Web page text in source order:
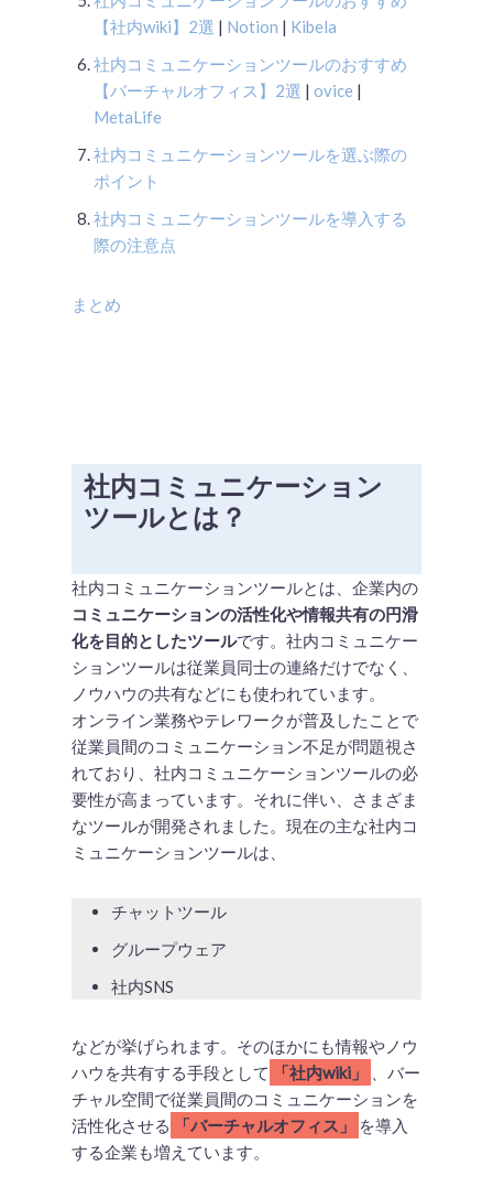
【社内wiki】2選 | Notion | Kibela
社内コミュニケーションツールのおすすめ
【バーチャルオフィス】2選 | ovice |
MetaLife
社内コミュニケーションツールを選ぶ際の
ポイント
社内コミュニケーションツールを導入する
際の注意点
まとめ
社内コミュニケーション
ツールとは？
社内コミュニケーションツールとは、企業内の
コミュニケーションの活性化や情報共有の円滑
化を目的としたツールです。社内コミュニケー
ションツールは従業員同士の連絡だけでなく、
ノウハウの共有などにも使われています。
オンライン業務やテレワークが普及したことで
従業員間のコミュニケーション不足が問題視さ
れており、社内コミュニケーションツールの必
要性が高まっています。それに伴い、さまざま
なツールが開発されました。現在の主な社内コ
ミュニケーションツールは、
チャットツール
グループウェア
社内SNS
などが挙げられます。そのほかにも情報やノウ
ハウを共有する手段として
「社内wiki」
、バー
チャル空間で従業員間のコミュニケーションを
活性化させる
「バーチャルオフィス」
を導入
する企業も増えています。